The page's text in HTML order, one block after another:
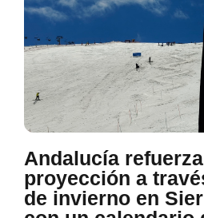
Andalucía
proyección a
de invierno en